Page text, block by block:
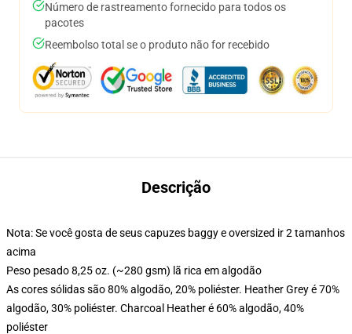
Número de rastreamento fornecido para todos os
pacotes
Reembolso total se o produto não for recebido
Descrição
Nota: Se você gosta de seus capuzes baggy e oversized ir 2 tamanhos
acima
Peso pesado 8,25 oz. (~280 gsm) lã rica em algodão
As cores sólidas são 80% algodão, 20% poliéster. Heather Grey é 70%
algodão, 30% poliéster. Charcoal Heather é 60% algodão, 40%
poliéster